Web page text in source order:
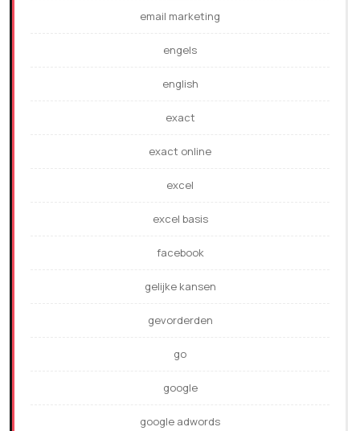
email marketing
engels
english
exact
exact online
excel
excel basis
facebook
gelijke kansen
gevorderden
go
google
google adwords